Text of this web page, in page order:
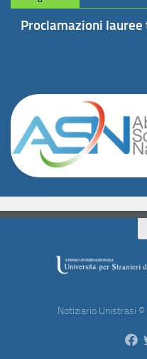
Proclamazioni
Notiziario Unistrasi